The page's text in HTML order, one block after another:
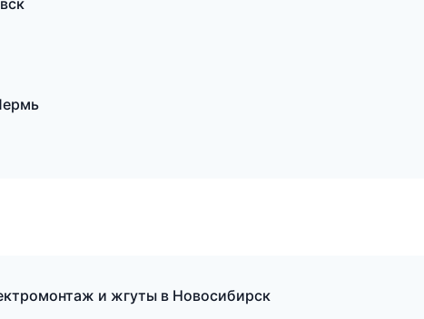
и жгуты в Новосибирск